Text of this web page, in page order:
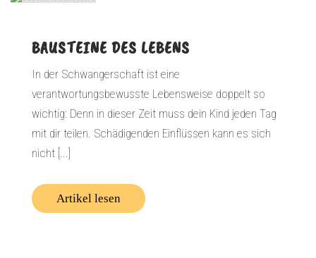
BAUSTEINE DES LEBENS
In der Schwangerschaft ist eine
verantwortungsbewusste Lebensweise doppelt so
wichtig: Denn in dieser Zeit muss dein Kind jeden Tag
mit dir teilen. Schädigenden Einflüssen kann es sich
nicht [...]
Artikel lesen